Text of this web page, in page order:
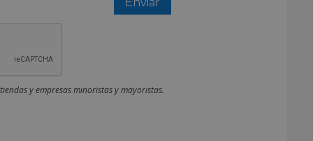
y empresas minoristas y mayoristas.